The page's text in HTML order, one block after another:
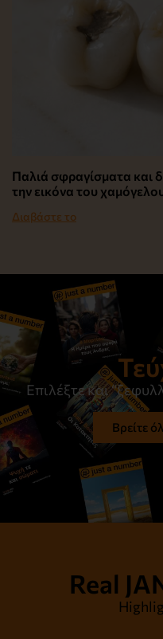
Παλιά σφραγίσματα και
την εικόνα του
Διαβάστε το
Επιλέξτε και
Βρείτε
Real